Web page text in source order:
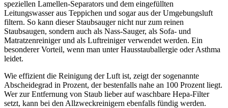
speziellen Lamellen-Separators und dem eingefüllten
Leitungswasser aus Teppichen und sogar aus der Umgebungsluft
filtern. So kann dieser Staubsauger nicht nur zum reinen
Staubsaugen, sondern auch als Nass-Sauger, als Sofa- und
Matratzenreiniger und als Luftreiniger verwendet werden. Ein
besonderer Vorteil, wenn man unter Hausstauballergie oder Asthma
leidet.
Wie effizient die Reinigung der Luft ist, zeigt der sogenannte
Abscheidegrad in Prozent, der bestenfalls nahe an 100 Prozent liegt.
Wer zur Entfernung von Staub lieber auf waschbare Hepa-Filter
setzt, kann bei den Allzweckreinigern ebenfalls fündig werden.